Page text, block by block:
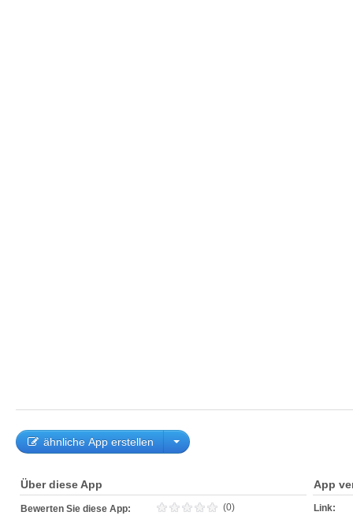
ähnliche App erstellen
Über diese App
Bewerten Sie diese App: (0)
App
Link: